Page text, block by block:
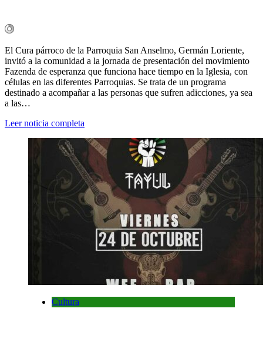
El Cura párroco de la Parroquia San Anselmo, Germán Loriente,
invitó a la comunidad a la jornada de presentación del movimiento
Fazenda de esperanza que funciona hace tiempo en la Iglesia, con
células en las diferentes Parroquias. Se trata de un programa
destinado a acompañar a las personas que sufren adicciones, ya sea
a las…
Leer noticia completa
Cultura